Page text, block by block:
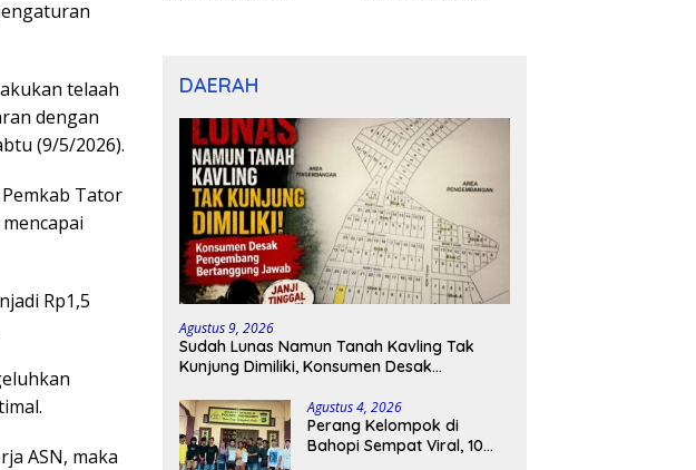
telaah
dengan
(9/5/2026).
Tator
Rp1,5
ASN, maka
DAERAH
Agustus 9, 2026
Sudah Lunas Namun Tanah Kavling Tak
Kunjung Dimiliki, Konsumen Desak
Agustus 4, 2026
Perang Kelompok di
Bahopi Sempat Viral, 10